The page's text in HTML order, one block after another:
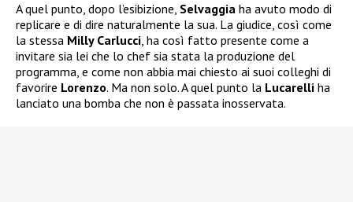
A quel punto, dopo l’esibizione, Selvaggia ha avuto modo di
replicare e di dire naturalmente la sua. La giudice, così come
la stessa Milly Carlucci, ha così fatto presente come a
invitare sia lei che lo chef sia stata la produzione del
programma, e come non abbia mai chiesto ai suoi colleghi di
favorire Lorenzo. Ma non solo. A quel punto la Lucarelli ha
lanciato una bomba che non è passata inosservata.